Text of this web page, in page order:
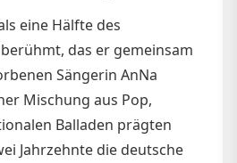
eine Hälfte des
berühmt, das er gemeinsam
Sängerin AnNa
Mischung aus Pop,
Balladen prägten
Jahrzehnte die deutsche